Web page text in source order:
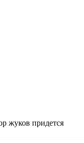
жуков придется